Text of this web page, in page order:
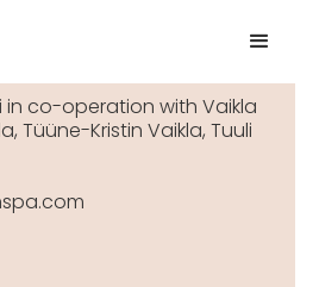
in co-operation with Vaikla
Tüüne-Kristin Vaikla, Tuuli